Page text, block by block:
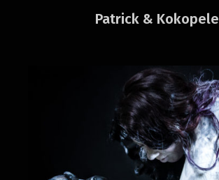
Patrick & Kokopele